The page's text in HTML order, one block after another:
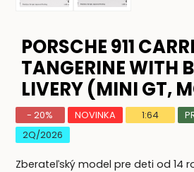
PORSCHE 911
TANGERINE WITH
LIVERY (MINI GT,
- 20% NOVINKA 1:64
2Q/2026
Zberateľský model pre deti od 14